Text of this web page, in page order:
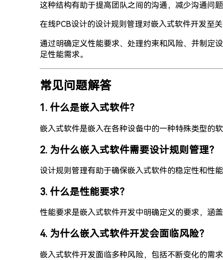
这种结构有助于提高团队之间的沟通，减少沟通问
在线PCB设计的设计规则管理对嵌入式软件开发至
通过明确定义性能要求、处理约束和风险、并制定
足性能需求。
常见问题解答
1. 什么是嵌入式软件？
嵌入式软件是嵌入在各种设备中的一种特殊类型的
2. 为什么嵌入式软件需要设计规则管理？
设计规则管理有助于确保嵌入式软件的稳定性和性
3. 什么是性能要求？
性能要求是嵌入式软件开发中明确定义的要求，涵
4. 为什么嵌入式软件开发会面临风险？
嵌入式软件开发面临多种风险，包括不断变化的需